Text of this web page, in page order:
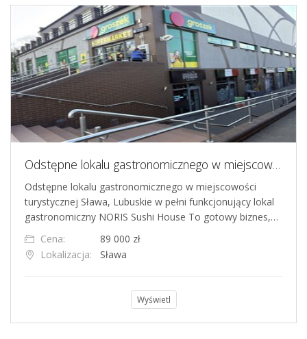
Odstępne lokalu gastronomicznego w miejscowości turystycznej Sława, Lubuskie
Odstępne lokalu gastronomicznego w miejscowości
turystycznej Sława, Lubuskie w pełni funkcjonujący lokal
gastronomiczny NORIS Sushi House To gotowy biznes,…
Cena:
89 000 zł
Lokalizacja:
Sława
Wyświetl